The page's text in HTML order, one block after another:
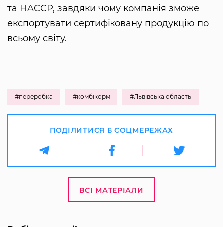
та HACCP, завдяки чому компанія зможе
експортувати сертифіковану продукцію по
всьому світу.
#переробка #комбікорм #Львівська область
ПОДІЛИТИСЯ В СОЦМЕРЕЖАХ
ВСІ МАТЕРІАЛИ